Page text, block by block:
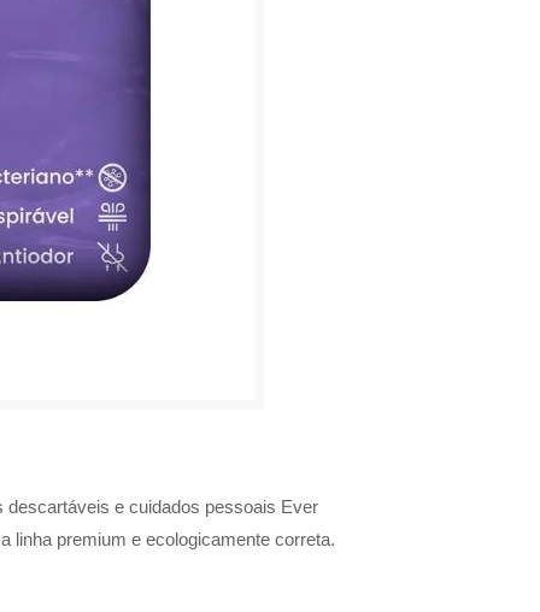
descartáveis e cuidados pessoais Ever
linha premium e ecologicamente correta.